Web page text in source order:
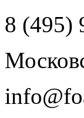
8 (495)